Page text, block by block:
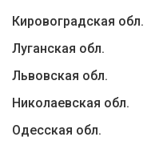
Кировоградская обл.
Луганская обл.
Львовская обл.
Николаевская обл.
Одесская обл.